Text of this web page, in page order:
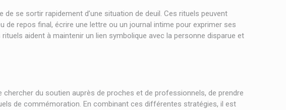
se sortir rapidement d’une situation de deuil. Ces rituels peuvent
repos final, écrire une lettre ou un journal intime pour exprimer ses
aident à maintenir un lien symbolique avec la personne disparue et
du soutien auprès de proches et de professionnels, de prendre
de commémoration. En combinant ces différentes stratégies, il est